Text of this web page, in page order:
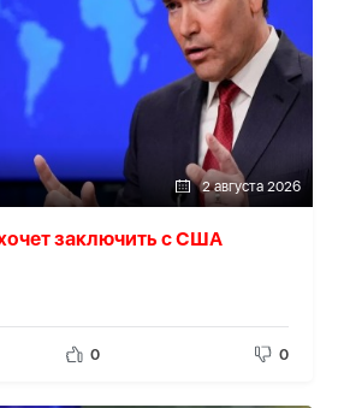
2 августа 2026
заключить с США
0 0